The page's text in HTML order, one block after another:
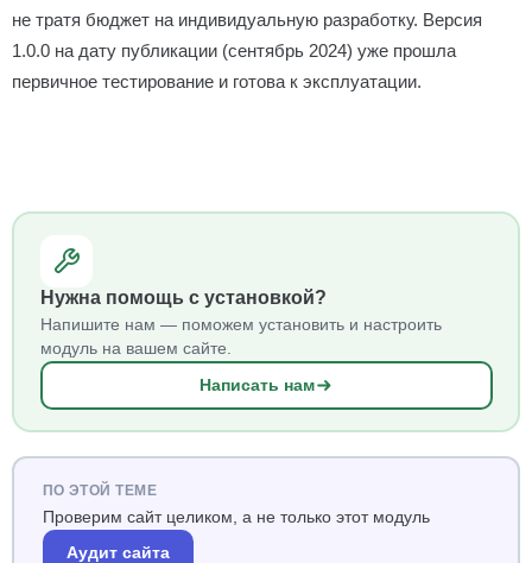
не тратя бюджет на индивидуальную разработку. Версия
1.0.0 на дату публикации (сентябрь 2024) уже прошла
первичное тестирование и готова к эксплуатации.
Нужна помощь с установкой?
Напишите нам — поможем установить и настроить
модуль на вашем сайте.
Написать нам
ПО ЭТОЙ ТЕМЕ
Проверим сайт целиком, а не только этот модуль
Аудит сайта